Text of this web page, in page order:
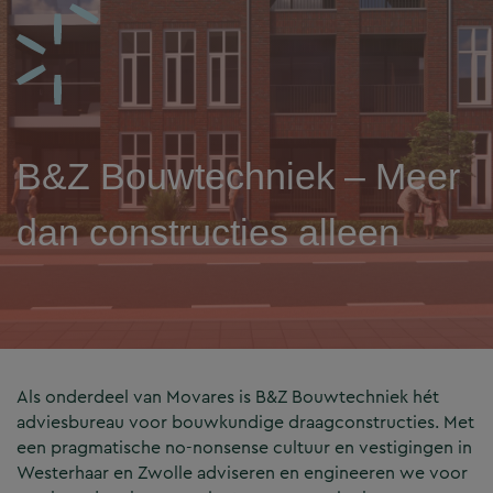
B&Z Bouwtechniek – Meer
dan constructies alleen
Als onderdeel van Movares is B&Z Bouwtechniek hét
adviesbureau voor bouwkundige draagconstructies. Met
een pragmatische no-nonsense cultuur en vestigingen in
Westerhaar en Zwolle adviseren en engineeren we voor